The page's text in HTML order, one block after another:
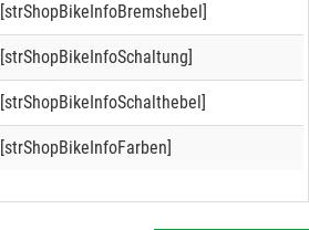
[strShopBikeInfoBremshebel]
[strShopBikeInfoSchaltung]
[strShopBikeInfoSchalthebel]
[strShopBikeInfoFarben]